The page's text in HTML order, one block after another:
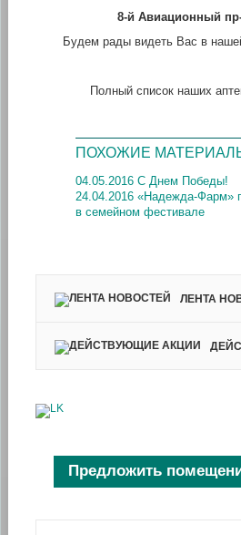
8-й Авиационный
Будем рады видеть Вас в
Полный список наших
ПОХОЖИЕ
04.05.2016 С Днем Победы!
24.04.2016 «Надежда-Фарм»
в семейном фестивале
ЛЕНТА
Предложить